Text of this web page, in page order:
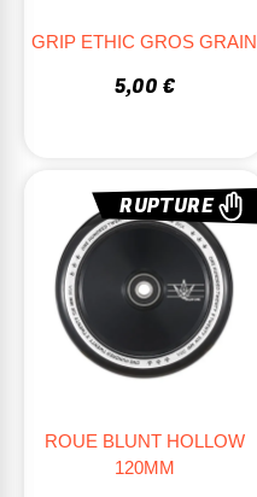
GRIP ETHIC GROS GRAIN
5,00 €
RUPTURE
ROUE BLUNT HOLLOW
120MM